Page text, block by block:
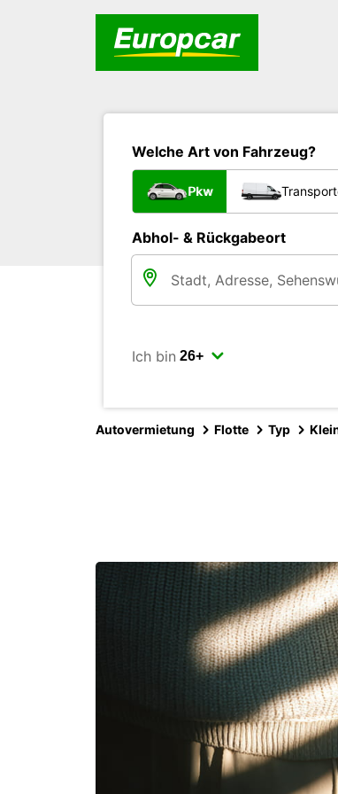
Welche Art von Fahrzeug?
Pkw
Abhol- & Rückgabeort
Ich bin
Autovermietung Flotte Typ